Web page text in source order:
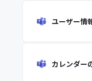
ユーザー情
カレンダー